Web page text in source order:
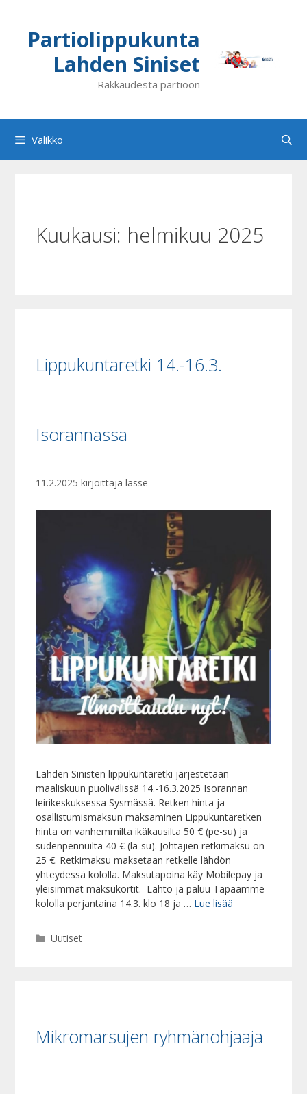
Partiolippukunta
Lahden Siniset
Rakkaudesta partioon
Valikko
Kuukausi: helmikuu 2025
Lippukuntaretki 14.-16.3.
Isorannassa
11.2.2025 kirjoittajalasse
Lahden Sinisten lippukuntaretki järjestetään
maaliskuun puolivälissä 14.-16.3.2025 Isorannan
leirikeskuksessa Sysmässä. Retken hinta ja
osallistumismaksun maksaminen Lippukuntaretken
hinta on vanhemmilta ikäkausilta 50 € (pe-su) ja
sudenpennuilta 40 € (la-su). Johtajien retkimaksu on
25 €. Retkimaksu maksetaan retkelle lähdön
yhteydessä kololla. Maksutapoina käy Mobilepay ja
yleisimmät maksukortit. Lähtö ja paluu Tapaamme
kololla perjantaina 14.3. klo 18 ja … Lue lisää
Kategoriat
Uutiset
Mikromarsujen ryhmänohjaaja